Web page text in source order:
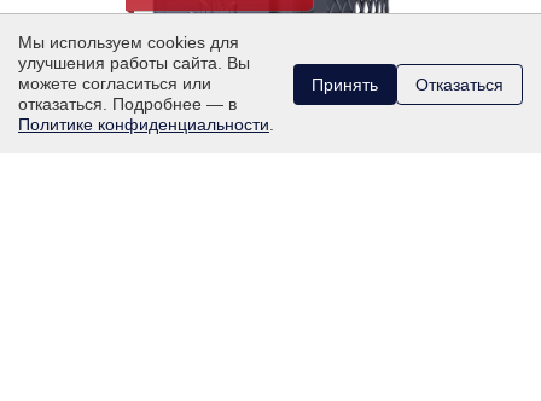
Мы используем cookies для
улучшения работы сайта. Вы
можете согласиться или
отказаться. Подробнее — в
Политике конфиденциальности
Принять Отказаться